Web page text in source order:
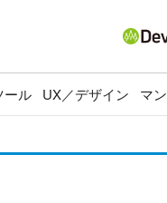
ール UX／デザイン マ